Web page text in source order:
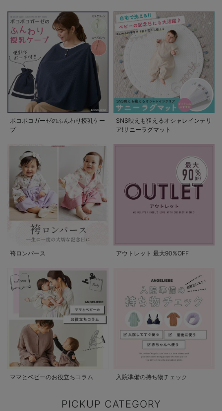
ポコポコガーゼのふんわり授乳ケー
プ
SNS映えも狙えるオシャレインテリ
ア!サニーラグマット
袴ロンパース アウトレット 最大90%OFF
ママとベビーのお役立ちコラム 入院準備の持ち物チェック
PICKUP CATEGORY